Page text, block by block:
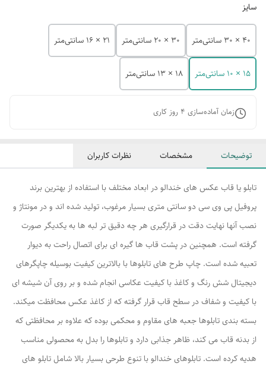
سایز
40 × 30 سانتی‌متر 30 × 20 سانتی‌متر 21 × 16 سانتی‌متر
15 × 10 سانتی‌متر 18 × 13 سانتی‌متر
زمان آماده‌سازی 4 روز کاری
توضیحات مشخصات نظرات کاربران
تابلو یا قاب عکس های خندالو در ابعاد مختلف با استفاده از بهترین برند
پروفیل پی وی سی دو سانتی متری بسیار مرغوب، تولید شده اند و در مونتاژ و
نصب آنها نهایت دقت در قرارگیری هر چه دقیق تر لبه ها به یکدیگر صورت
گرفته است. همچنین در پشت قاب ها گیره ای برای اتصال راحت به دیوار
تعبیه شده است. چاپ طرح های تابلوها با بالاترین کیفیت بوسیله چاپگرهای
دیجیتال شش رنگ و کاغذ با کیفیت عکاسی انجام شده و بر روی آن شیشه ای
با کیفیت و شفاف در سطح قاب قرار گرفته که از کاغذ عکس محافظت میکند.
بسته بندی تابلوها جعبه های مقاوم و محکمی بوده که علاوه بر محافظتی که
از بدنه قاب می کند، ظاهر جذابی دارد و تابلوها را بدل به محصولی مناسب
هدیه کرده است. تابلوهای خندالو با تنوع طرحی بسیار بالا شامل تابلو های